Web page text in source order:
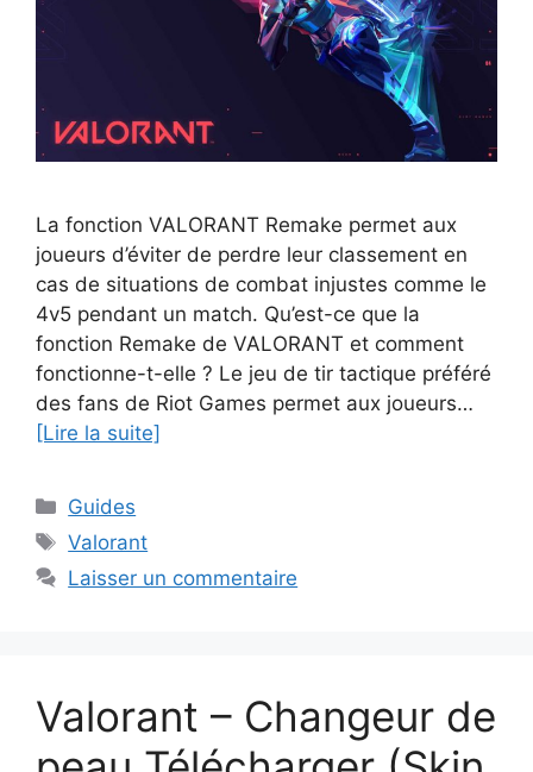
La fonction VALORANT Remake permet aux
joueurs d’éviter de perdre leur classement en
cas de situations de combat injustes comme le
4v5 pendant un match. Qu’est-ce que la
fonction Remake de VALORANT et comment
fonctionne-t-elle ? Le jeu de tir tactique préféré
des fans de Riot Games permet aux joueurs…
[Lire la suite]
Catégories
Guides
Étiquettes
Valorant
Laisser un commentaire
Valorant – Changeur de